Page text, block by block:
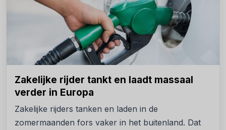
Zakelijke rijder tankt en laadt massaal
verder in Europa
Zakelijke rijders tanken en laden in de
zomermaanden fors vaker in het buitenland. Dat